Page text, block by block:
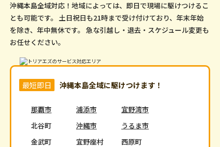
沖縄本島全域対応！地域によっては、即日で現場に駆けつけるこ
とも可能です。 土日祝日も21時まで受け付けており、年末年始
を除き、年中無休です。 急な引越し・退去・スケジュール変更も
お任せください。
最短即日 沖縄本島全域に駆けつけます！
那覇市 浦添市
宜野湾市
北谷町
沖縄市
うるま市
金武町
宜野座村
西原町